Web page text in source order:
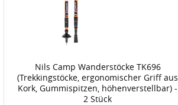
Nils Camp Wanderstöcke TK696
(Trekkingstöcke, ergonomischer Griff aus
Kork, Gummispitzen, höhenverstellbar) -
2 Stück